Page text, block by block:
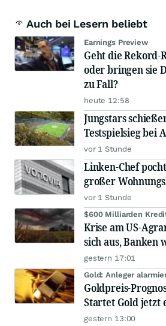
Auch bei Lesern beliebt
Earnings Preview
Geht die Rekord-
oder bringen sie
zu Fall?
heute 12:58
Jungstars
Testspielsieg bei
vor 1 Stunde
Linken-Chef
großer
vor 1 Stunde
$600 Milliarden
Krise am US-
sich aus, Banken
gestern 17:01
Gold: Anleger
Goldpreis-
Startet Gold jetzt
gestern 13:00